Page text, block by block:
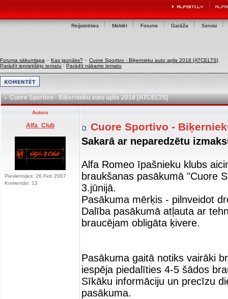
Reģistrēties Meklēt Forums Garāža Servisi
Foruma sākumlapa » Kas jaunāks? » Cuore Sportivo - Biķernieku auto aplis 2018 [ATCELTS]
Parādīt iepriekšējo tematu | Parādīt nākamo tematu
Cuore Sportivo - Biķernieku auto aplis 2018 [ATCELTS]
Autors
Alfa_Club
Pievienojies: 26 Feb 2007
Komentāri: 13
Cuore Sportivo -
Sakarā ar neparedzētu
Alfa Romeo īpašnieku klubs
braukšanas pasākumā "Cuore
3.jūnijā.
Pasākuma mērķis - pilnveidot
Dalība pasākumā atļauta ar
braucējam obligāta ķivere.
Pasākuma gaitā notiks vairāki
iespēja piedalīties 4-5 šādos
Sīkāku informāciju un precīzu
pasākuma.